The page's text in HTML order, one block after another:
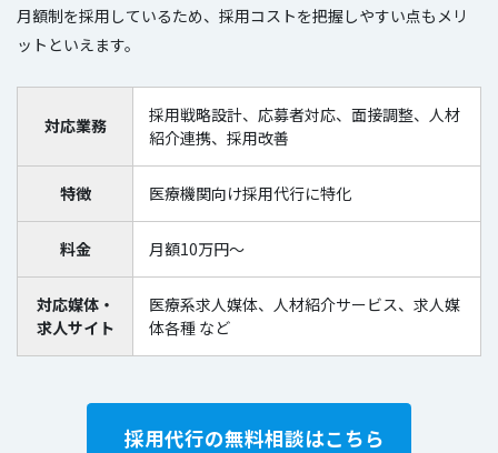
月額制を採用しているため、採用コストを把握しやすい点もメリ
ットといえます。
対応業務
採用戦略設計、応募者対応、面接調整、人材
紹介連携、採用改善
特徴 医療機関向け採用代行に特化
料金 月額10万円～
対応媒体・
求人サイト
医療系求人媒体、人材紹介サービス、求人媒
体各種 など
採用代行の無料相談はこちら